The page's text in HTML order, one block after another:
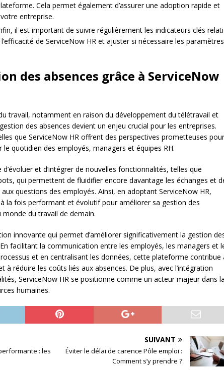
Cela permet également d’assurer une adoption rapide et
entreprise.
il est important de suivre régulièrement les indicateurs clés
de ServiceNow HR et ajuster si nécessaire les paramètres
des absences grâce à ServiceNow
travail, notamment en raison du développement du télétravail et
des absences devient un enjeu crucial pour les entreprises.
que ServiceNow HR offrent des perspectives prometteuses pour
quotidien des employés, managers et équipes RH.
et d’intégrer de nouvelles fonctionnalités, telles que
qui permettent de fluidifier encore davantage les échanges et
questions des employés. Ainsi, en adoptant ServiceNow HR,
la fois performant et évolutif pour améliorer sa gestion des
du travail de demain.
innovante qui permet d’améliorer significativement la gestion
facilitant la communication entre les employés, les managers et
et en centralisant les données, cette plateforme contribue
à réduire les coûts liés aux absences. De plus, avec l’intégration
ServiceNow HR se positionne comme un acteur majeur dans la
humaines.
: les
SUIVANT
Éviter le délai de carence Pôle emploi :
Comment s’y prendre ?